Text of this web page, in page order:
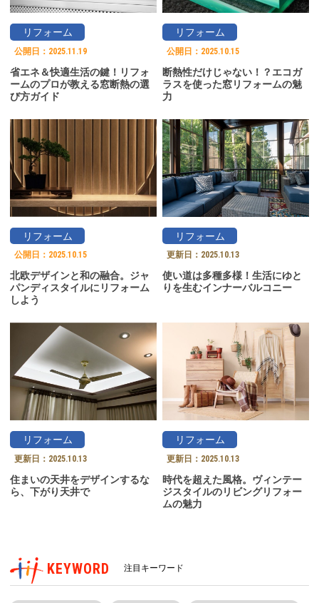
リフォーム
公開日： 2025.11.19
省エネ＆快適生活の鍵！リフォ
ームのプロが教える窓断熱の選
び方ガイド
リフォーム
公開日： 2025.10.15
断熱性だけじゃない！？エコガ
ラスを使った窓リフォームの魅
力
リフォーム
公開日： 2025.10.15
北欧デザインと和の融合。ジャ
パンディスタイルにリフォーム
しよう
リフォーム
更新日： 2025.10.13
使い道は多種多様！生活にゆと
りを生むインナーバルコニー
リフォーム
更新日： 2025.10.13
住まいの天井をデザインするな
ら、下がり天井で
リフォーム
更新日： 2025.10.13
時代を超えた風格。ヴィンテー
ジスタイルのリビングリフォー
ムの魅力
KEYWORD 注目キーワード